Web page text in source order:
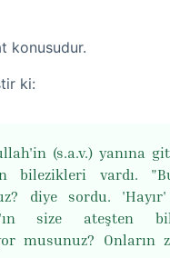
konusudur.
ki:
(s.a.v.) yanına
bilezikleri vardı.
diye sordu.
size ateşten
musunuz? Onların